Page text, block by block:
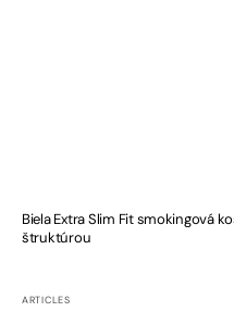
Biela Extra Slim Fit smokingová
štruktúrou
ARTICLES